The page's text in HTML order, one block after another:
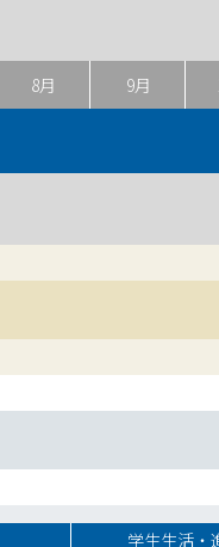
8月 9月
学生生活・